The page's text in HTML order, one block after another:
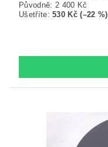
Původně: 2 400 Kč
Ušetříte:530 Kč (–22 %)